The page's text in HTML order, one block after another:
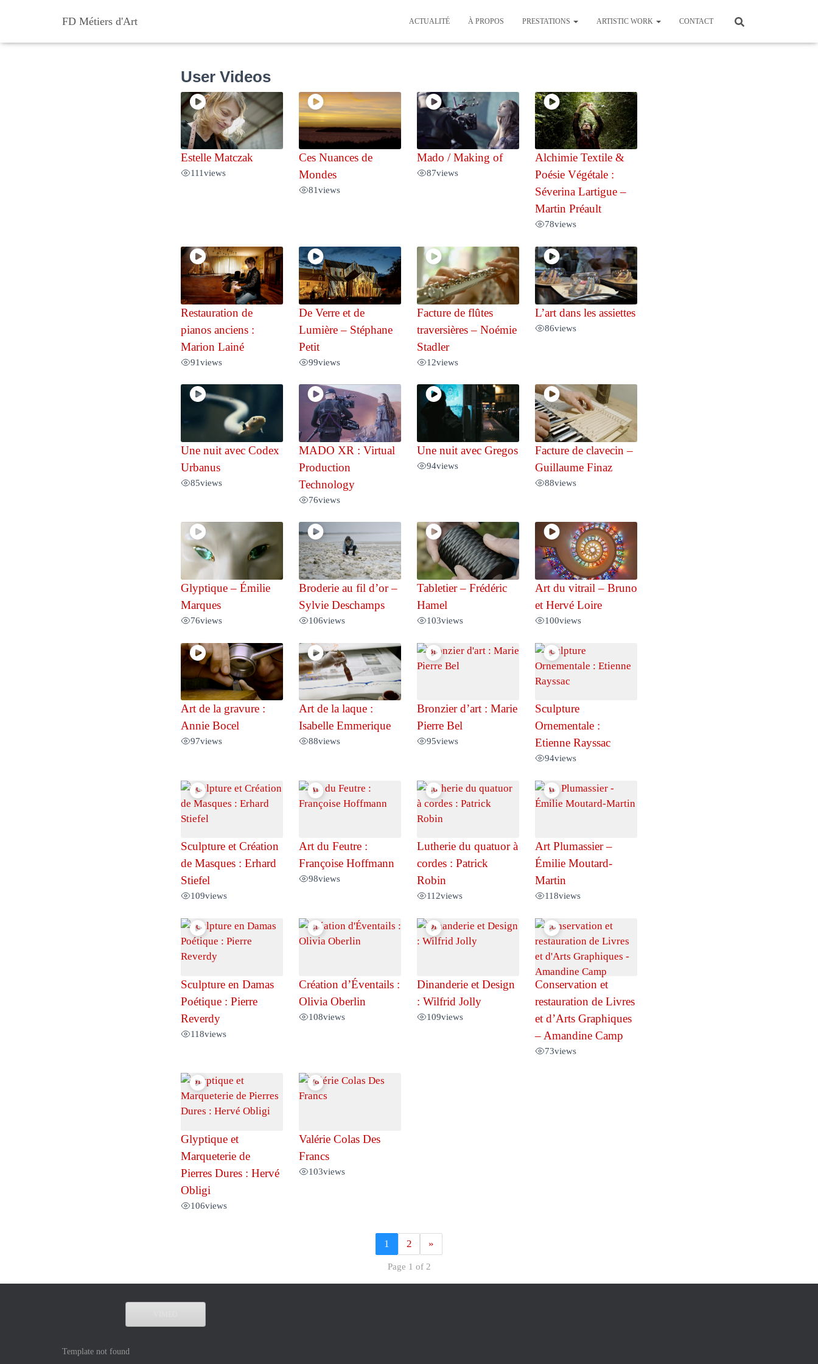
FD Métiers d'Art ACTUALITÉ À PROPOS PRESTATIONS ARTISTIC WORK CONTACT
User Videos
Estelle Matczak
111views
Ces Nuances de
Mondes
81views
Mado / Making of
87views
Alchimie Textile &
Poésie Végétale :
Séverina Lartigue –
Martin Préault
78views
Restauration de
pianos anciens :
Marion Lainé
91views
De Verre et de
Lumière – Stéphane
Petit
99views
Facture de flûtes
traversières – Noémie
Stadler
12views
L’art dans les assiettes
86views
Une nuit avec Codex
Urbanus
85views
MADO XR : Virtual
Production
Technology
76views
Une nuit avec Gregos
94views
Facture de clavecin –
Guillaume Finaz
88views
Glyptique – Émilie
Marques
76views
Broderie au fil d’or –
Sylvie Deschamps
106views
Tabletier – Frédéric
Hamel
103views
Art du vitrail – Bruno
et Hervé Loire
100views
Art de la gravure :
Annie Bocel
97views
Art de la laque :
Isabelle Emmerique
88views
Bronzier d’art : Marie
Pierre Bel
95views
Sculpture
Ornementale :
Etienne Rayssac
94views
Sculpture et Création
de Masques : Erhard
Stiefel
109views
Art du Feutre :
Françoise Hoffmann
98views
Lutherie du quatuor à
cordes : Patrick
Robin
112views
Art Plumassier –
Émilie Moutard-
Martin
118views
Sculpture en Damas
Poétique : Pierre
Reverdy
118views
Création d’Éventails :
Olivia Oberlin
108views
Dinanderie et Design
: Wilfrid Jolly
109views
Conservation et
restauration de Livres
et d’Arts Graphiques
– Amandine Camp
73views
Glyptique et
Marqueterie de
Pierres Dures : Hervé
Obligi
106views
Valérie Colas Des
Francs
103views
1 2 »
Page 1 of 2
Template not found